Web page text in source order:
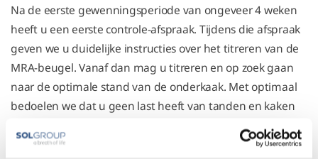
Na de eerste gewenningsperiode van ongeveer 4 weken
heeft u een eerste controle-afspraak. Tijdens die afspraak
geven we u duidelijke instructies over het titreren van de
MRA-beugel. Vanaf dan mag u titreren en op zoek gaan
naar de optimale stand van de onderkaak. Met optimaal
bedoelen we dat u geen last heeft van tanden en kaken
LET OP: Verstel de linker- en rechterkant altijd evenveel.